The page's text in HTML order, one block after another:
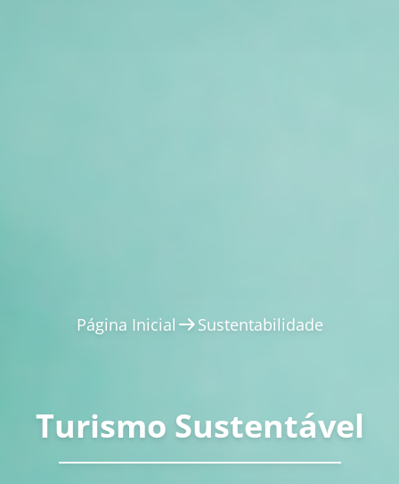
Página Inicial Sustentabilidade
Turismo Sustentável